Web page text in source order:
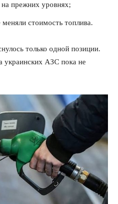
на прежних уровнях;
стоимость топлива.
только одной позиции.
украинских АЗС пока не